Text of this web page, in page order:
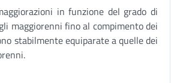
in funzione del grado di
maggiorenni fino al compimento dei
stabilmente equiparate a quelle dei